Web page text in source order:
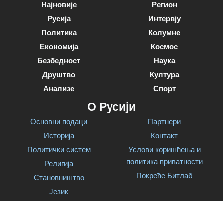
Најновије
Русија
Политика
Економија
Безбедност
Друштво
Анализе
Регион
Интервју
Колумне
Космос
Наука
Култура
Спорт
О Русији
Основни подаци
Историја
Политички систем
Религија
Становништво
Језик
Партнери
Контакт
Услови коришћења и
политика приватности
Покреће Битлаб